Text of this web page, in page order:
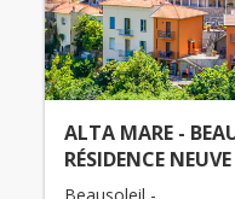
ALTA MARE -
RÉSIDENCE NEUVE